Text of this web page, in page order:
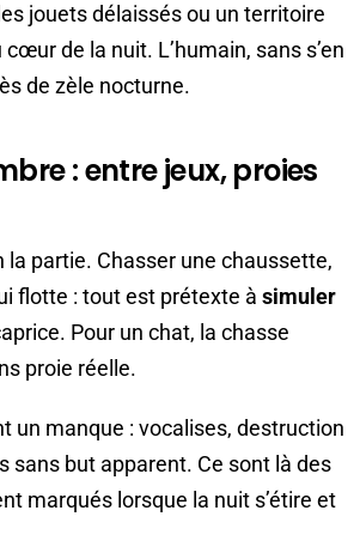
jouets délaissés ou un territoire
de la nuit. L’humain, sans s’en
de zèle nocturne.
: entre jeux, proies
la partie. Chasser une chaussette,
flotte : tout est prétexte à simuler
Pour un chat, la chasse
proie réelle.
un manque : vocalises, destruction
sans but apparent. Ce sont là des
marqués lorsque la nuit s’étire et